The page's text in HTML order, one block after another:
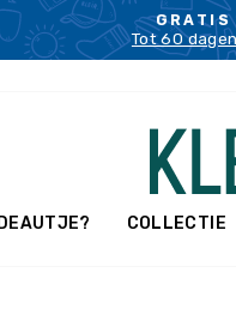
GRATIS
Tot 60
COLLECTIE